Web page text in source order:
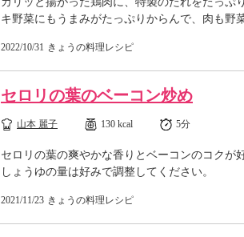
キ野菜にもうまみがたっぷりからんで、肉も野
2022/10/31 きょうの料理レシピ
セロリの葉のベーコン炒め
山本 麗子 130 kcal 5分
セロリの葉の爽やかな香りとベーコンのコクが
しょうゆの量は好みで調整してください。
2021/11/23 きょうの料理レシピ